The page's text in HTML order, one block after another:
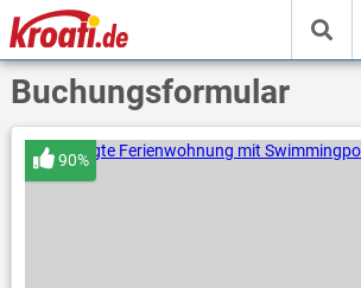
Buchungsformular
90%